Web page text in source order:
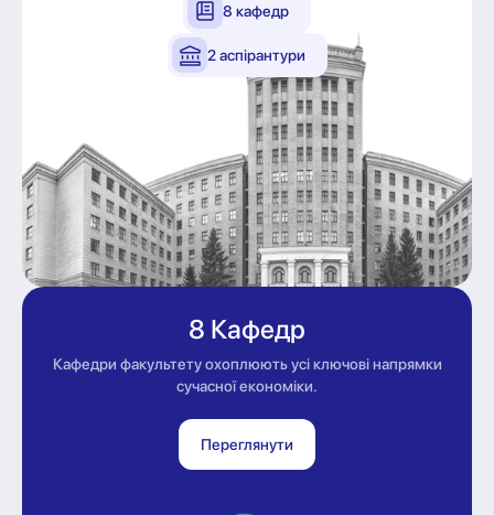
8 кафедр
2 аспірантури
8 Кафедр
Кафедри факультету охоплюють усі ключові напрямки
сучасної економіки.
Переглянути